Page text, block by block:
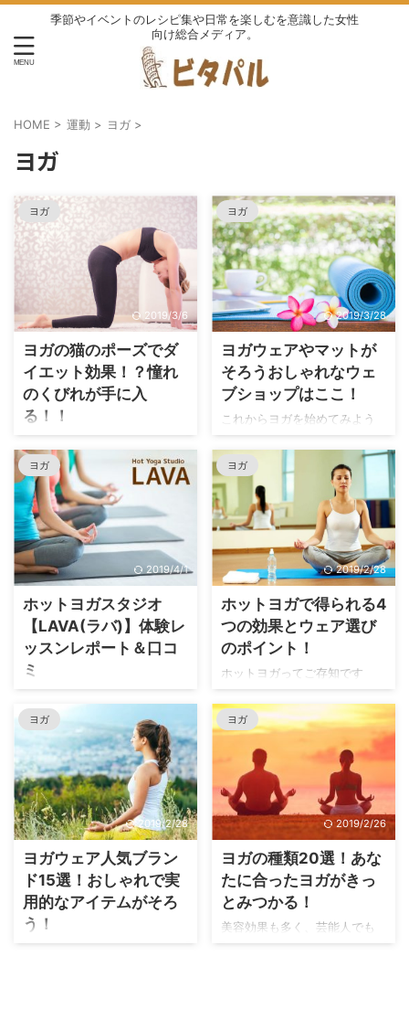
季節やイベントのレシピ集や日常を楽しむを意識した女性
向け総合メディア。
HOME > 運動 > ヨガ >
ヨガ
ヨガ
2019/3/6
ヨガの猫のポーズでダ
イエット効果！？憧れ
のくびれが手に入
る！！
リお腹が気になる・・・。」
「ダイエットしてもなかなか
くびれができない・・・。」
ウエスト回りってすごく気に
なるのに、なかなか思うよう
に綺麗に落とせないって経験
はありませんか？ そんな悩み
を、あるヨガのポーズを毎日
続けることで、食事制限や激
しい運動なしで解消できちゃ
うと話題に！ それが「猫のポ
ーズ」なんです！ 猫のポー
ズ？気になる名前ですよね。
猫のポーズってどんなもの？
実際にどんなポーズをどれく
らいやればいいのか？ 続ける
ことで、他にどんな効果が得
られるのか？ などをまとめま
...
ヨガ
2019/3/28
ヨガウェアやマットが
そろうおしゃれなウェ
ブショップはここ！
これからヨガを始めてみよう
かなと思っている方！ ヨガを
習っているけれど、ヨガグッ
ズを揃えていない方！ ヨガウ
エアからヨガマット、ヨガタ
オル、ヨガポール、ヨガブロ
ック、ヨガベルトなどなど、
お安いものから高価なブラン
ド物まで購入できるウェブシ
では購入できるお店が限られ
てしまう人気ブランドを取り
扱っているショップや、セー
ル品をたくさん揃えているシ
ョップもありますよ♡ お気に
入りのヨガアイテムに囲まれ
て、より一層リラックしなが
らヨガを楽しんでみません
か？ おしゃれなヨガウエアが
揃う♡【 ...
ヨガ
2019/4/1
ホットヨガスタジオ
【LAVA(ラバ)】体験レ
ッスンレポート＆口コ
ミ
然かいていないな・・・。」
「食欲の秋で少し太ってしま
ったな・・・。」 なんて感じ
ていた私は、ずっと気になっ
ていた”ホットヨガ”の体験に行
ってみました！ 私は2年以上前
から、常温の室内で行うパワ
ーヨガの教室に週1回通ってい
たのですが、温度の高い室内
で行うホットヨガは、ダイエ
ット効果やデトックス効果を
さらに高めてくれる効果があ
るということで、気になって
ヨガ
2019/2/28
ホットヨガで得られる4
つの効果とウェア選び
のポイント！
ホットヨガってご存知です
か？ どんなヨガなのかは知っ
ているけれど、その効果・効
能やどんな人に向いているの
かまで理解している方は少な
いのではないでしょうか？ 最
近ではホットヨガを習えるヨ
ガスタジオも増えてきました
よね！ 「ホットヨガってどう
や「ホットヨガ気になってい
るんだけど、自分に合うかし
ら？」という方にわかりやす
く！ ホットヨガってなんだろ
う？ ホットヨガはどういう人
ヨガ
2019/2/28
ヨガウェア人気ブラン
ド15選！おしゃれで実
用的なアイテムがそろ
う！
ヨガ
2019/2/26
ヨガの種類20選！あな
たに合ったヨガがきっ
とみつかる！
美容効果も多く、芸能人でも
SHIHOさん、長谷川潤さん、